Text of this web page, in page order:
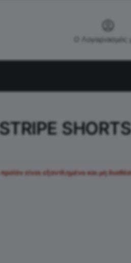
Ο Λογαριασμός
SHORTS
είναι εξαντλημένο και μη